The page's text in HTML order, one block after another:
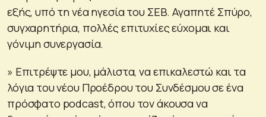
εξής, υπό τη νέα ηγεσία του ΣΕΒ. Αγαπητέ Σπύρο,
συγχαρητήρια, πολλές επιτυχίες εύχομαι και
γόνιμη συνεργασία.
» Επιτρέψτε μου, μάλιστα, να επικαλεστώ και τα
λόγια του νέου Προέδρου του Συνδέσμου σε ένα
πρόσφατο podcast, όπου τον άκουσα να